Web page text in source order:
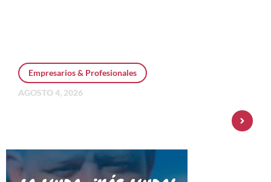
Empresarios & Profesionales
AGOSTO 4, 2026